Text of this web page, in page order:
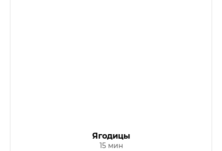
Ягодицы
15 мин